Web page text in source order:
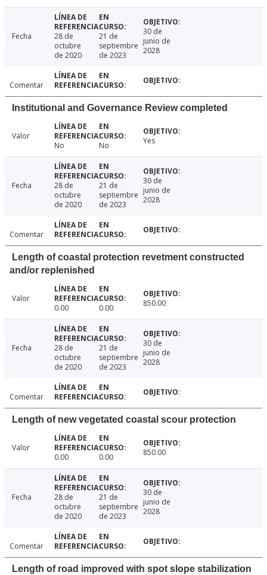
Fecha
28 de
octubre
de 2020
21 de
septiembre
de 2023
30 de
junio de
2028
Comentar
Institutional and Governance Review completed
Valor
No
No Yes
Fecha
28 de
octubre
de 2020
21 de
septiembre
de 2023
30 de
junio de
2028
Comentar
Length of coastal protection revetment constructed
and/or replenished
Valor
0.00
0.00 850.00
Fecha
28 de
octubre
de 2020
21 de
septiembre
de 2023
30 de
junio de
2028
Comentar
Length of new vegetated coastal scour protection
Valor
0.00
0.00 850.00
Fecha
28 de
octubre
de 2020
21 de
septiembre
de 2023
30 de
junio de
2028
Comentar
Length of road improved with spot slope stabilization